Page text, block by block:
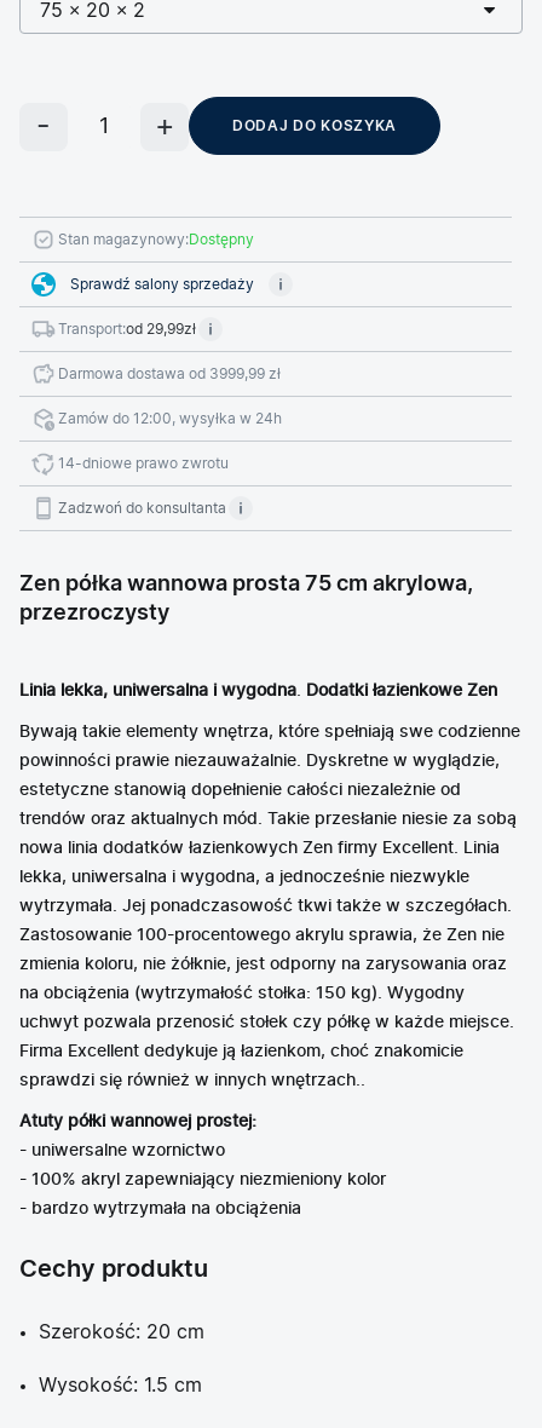
75 × 20 × 2
DODAJ DO KOSZYKA
Stan magazynowy:Dostępny
Sprawdź salony sprzedaży
Transport:od 29,99zł
Darmowa dostawa od 3999,99 zł
Zamów do 12:00, wysyłka w 24h
14-dniowe prawo zwrotu
Zadzwoń do konsultanta
Zen półka wannowa prosta 75 cm akrylowa,
przezroczysty
Linia lekka, uniwersalna i wygodna. Dodatki łazienkowe Zen
Bywają takie elementy wnętrza, które spełniają swe codzienne
powinności prawie niezauważalnie. Dyskretne w wyglądzie,
estetyczne stanowią dopełnienie całości niezależnie od
trendów oraz aktualnych mód. Takie przesłanie niesie za sobą
nowa linia dodatków łazienkowych Zen firmy Excellent. Linia
lekka, uniwersalna i wygodna, a jednocześnie niezwykle
wytrzymała. Jej ponadczasowość tkwi także w szczegółach.
Zastosowanie 100-procentowego akrylu sprawia, że Zen nie
zmienia koloru, nie żółknie, jest odporny na zarysowania oraz
na obciążenia (wytrzymałość stołka: 150 kg). Wygodny
uchwyt pozwala przenosić stołek czy półkę w każde miejsce.
Firma Excellent dedykuje ją łazienkom, choć znakomicie
sprawdzi się również w innych wnętrzach..
Atuty półki wannowej prostej:
- uniwersalne wzornictwo
- 100% akryl zapewniający niezmieniony kolor
- bardzo wytrzymała na obciążenia
Cechy produktu
Szerokość: 20 cm
Wysokość: 1.5 cm